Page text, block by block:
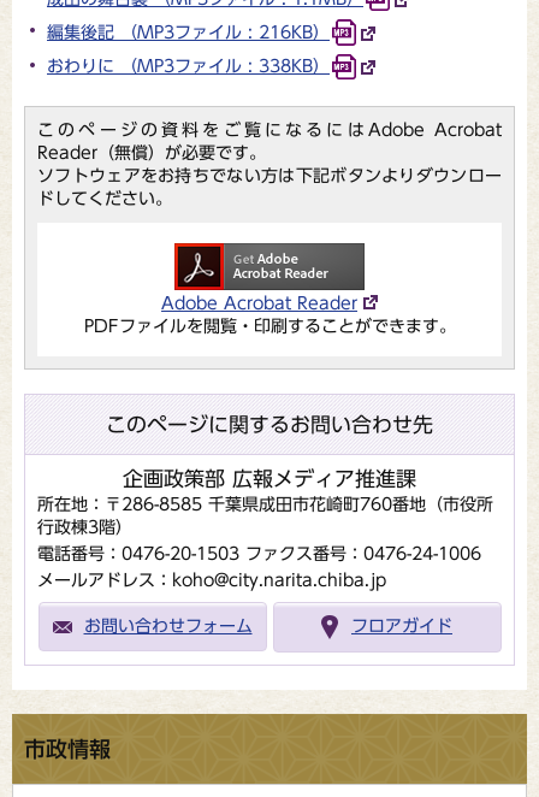
編集後記 （MP3ファイル : 216KB）
おわりに （MP3ファイル : 338KB）
このページの資料をご覧になるにはAdobe Acrobat
Reader（無償）が必要です。
ソフトウェアをお持ちでない方は下記ボタンよりダウンロー
ドしてください。
Adobe Acrobat Reader
PDFファイルを閲覧・印刷することができます。
このページに関するお問い合わせ先
企画政策部 広報メディア推進課
所在地：〒286-8585 千葉県成田市花崎町760番地（市役所
行政棟3階）
電話番号：0476-20-1503 ファクス番号：0476-24-1006
メールアドレス：koho@city.narita.chiba.jp
お問い合わせフォーム フロアガイド
市政情報